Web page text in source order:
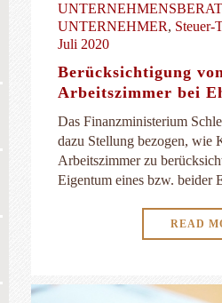
UNTERNEHMER, Steuer-
Juli 2020
Berücksichtigung
Arbeitszimmer bei
Das Finanzministerium
dazu Stellung bezogen, wie
Arbeitszimmer zu
Eigentum eines bzw. beider
READ